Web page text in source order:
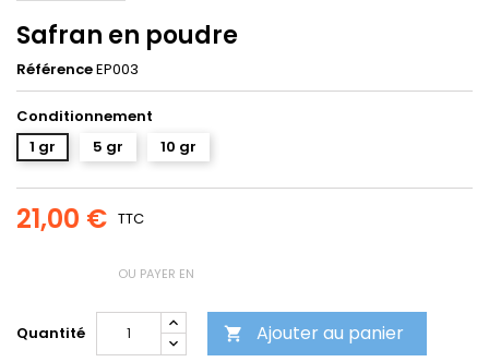
Safran en poudre
RéférenceEP003
Conditionnement
1 gr
5 gr 10 gr
21,00 € TTC
OU PAYER EN
Quantité  Ajouter au panier